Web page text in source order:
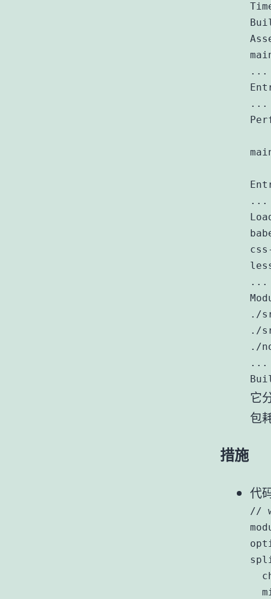
...
...
...
...
./
./
./
...
它
包
措施
代
//